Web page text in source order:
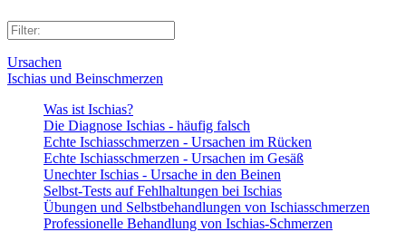
Ursachen
Ischias und Beinschmerzen
Was ist Ischias?
Die Diagnose Ischias - häufig falsch
Echte Ischiasschmerzen - Ursachen im Rücken
Echte Ischiasschmerzen - Ursachen im Gesäß
Unechter Ischias - Ursache in den Beinen
Selbst-Tests auf Fehlhaltungen bei Ischias
Übungen und Selbstbehandlungen von Ischiasschmerzen
Professionelle Behandlung von Ischias-Schmerzen